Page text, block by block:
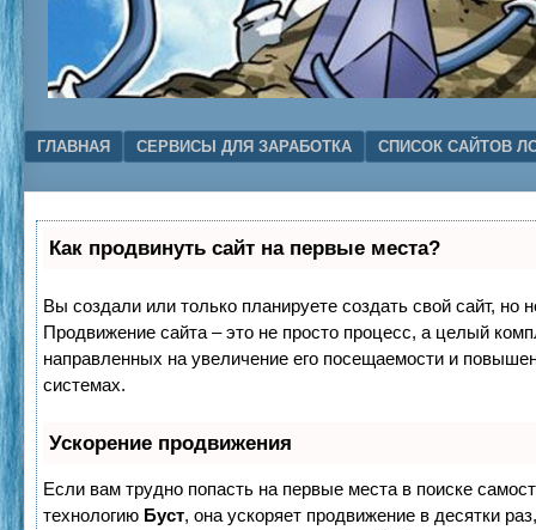
Menu
SKIP TO CONTENT
ГЛАВНАЯ СЕРВИСЫ ДЛЯ ЗАРАБОТКА СПИСОК САЙТОВ
Как продвинуть сайт на первые места?
Вы создали или только планируете создать свой сайт, но
Продвижение сайта – это не просто процесс, а целый
направленных на увеличение его посещаемости и
системах.
Ускорение продвижения
Если вам трудно попасть на первые места в поиске
технологию Буст, она ускоряет продвижение в десятки